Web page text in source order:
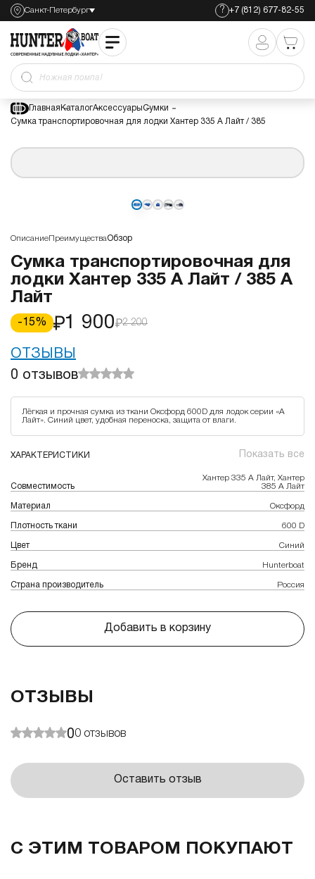
Санкт-Петербург ? +7 (812) 677-82-55
Ножная помпа
Сумка транспортировочная для лодки Хантер 335 А
Лайт / 385 А Лайт
1 900 2 200
Главная КаталогАксессуарыСумки
Сумка транспортировочная для лодки Хантер 335 А Лайт / 385
ОписаниеПреимуществаОбзор
Сумка транспортировочная для
лодки Хантер 335 А Лайт / 385 А
Лайт
- 15% 1 900 2 200
ОТЗЫВЫ
0 отзывов
Лёгкая и прочная сумка из ткани Оксфорд 600D для лодок серии «А
Лайт». Синий цвет, удобная переноска, защита от влаги.
ХАРАКТЕРИСТИКИ Показать все
Совместимость
Хантер 335 А Лайт, Хантер
385 А Лайт
Материал Оксфорд
Плотность ткани 600 D
Цвет Синий
Бренд Hunterboat
Страна производитель Россия
Добавить в корзину
ОТЗЫВЫ
00 отзывов
Оставить отзыв
С ЭТИМ ТОВАРОМ ПОКУПАЮТ